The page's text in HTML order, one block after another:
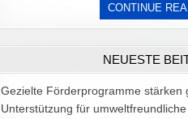
CONTINUE
NEUESTE
Gezielte Förderprogramme stärken
Unterstützung für